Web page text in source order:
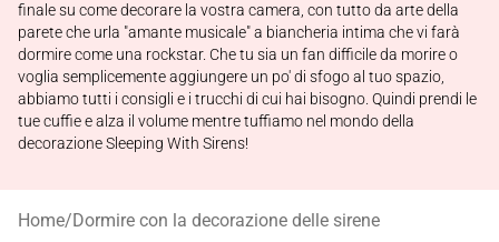
finale su come decorare la vostra camera, con tutto da arte della
parete che urla "amante musicale" a biancheria intima che vi farà
dormire come una rockstar. Che tu sia un fan difficile da morire o
voglia semplicemente aggiungere un po' di sfogo al tuo spazio,
abbiamo tutti i consigli e i trucchi di cui hai bisogno. Quindi prendi le
tue cuffie e alza il volume mentre tuffiamo nel mondo della
decorazione Sleeping With Sirens!
Home/Dormire con la decorazione delle sirene